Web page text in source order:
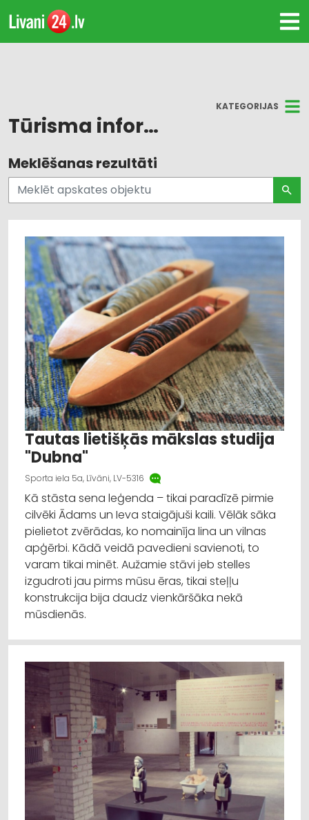
KATEGORIJAS
Tūrisma informācija
Visi
Līvāni
Meklēšanas rezultāti
Tautas lietišķās mākslas studija
"Dubna"
Sporta iela 5a, Līvāni, LV-5316
Kā stāsta sena leģenda – tikai paradīzē pirmie
cilvēki Ādams un Ieva staigājuši kaili. Vēlāk sāka
pielietot zvērādas, ko nomainīja lina un vilnas
apģērbi. Kādā veidā pavedieni savienoti, to
varam tikai minēt. Aužamie stāvi jeb stelles
izgudroti jau pirms mūsu ēras, tikai steļļu
konstrukcija bija daudz vienkāršāka nekā
mūsdienās.